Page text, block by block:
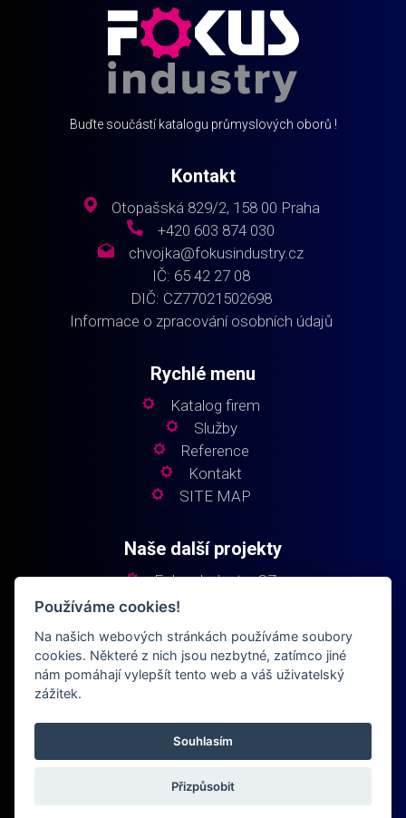
Buďte součástí katalogu průmyslových oborů !
Kontakt
Otopašská 829/2, 158 00 Praha
+420 603 874 030
chvojka@fokusindustry.cz
IČ: 65 42 27 08
DIČ: CZ77021502698
Informace o zpracování osobních údajů
Rychlé menu
Katalog firem
Služby
Reference
Kontakt
SITE MAP
Naše další projekty
Fokus Industry CZ
Fokus Industry SK
Fokus Building
© 2024fokusindustry.czVšechna práva vyhrazena
Používáme cookies!
Na našich webových stránkách používáme soubory
cookies. Některé z nich jsou nezbytné, zatímco jiné
nám pomáhají vylepšít tento web a váš uživatelský
zážitek.
Souhlasím
Přizpůsobit